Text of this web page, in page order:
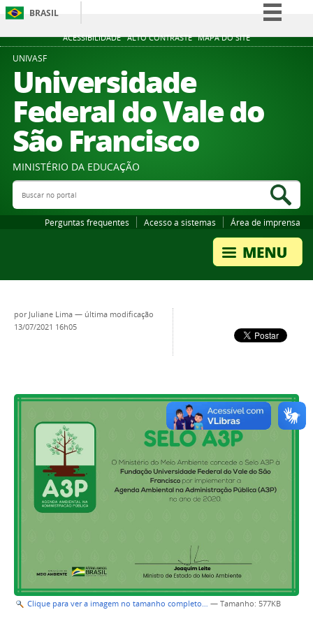
ACESSIBILIDADE ALTO CONTRASTE MAPA DO SITE
BRASIL
Simplifique!
Acesso à informação
Legislação
UNIVASF
Universidade
Federal do Vale do
São Francisco
MINISTÉRIO DA EDUCAÇÃO
Buscar no portal
Perguntas frequentes Acesso a sistemas Área de imprensa
por Juliane Lima — última modificação
13/07/2021 16h05
Clique para ver a imagem no tamanho completo… — Tamanho: 577KB